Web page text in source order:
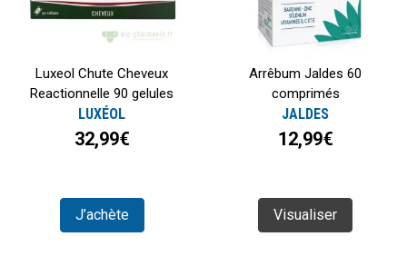
Luxeol Chute Cheveux
Reactionnelle 90 gelules
LUXÉOL
32,99€
J’achète
Arrêbum Jaldes 60
comprimés
JALDES
12,99€
Visualiser